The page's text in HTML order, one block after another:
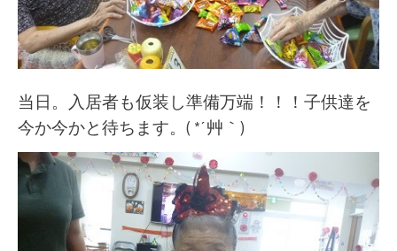
当日。入居者も仮装し準備万端！！！子供達を
今か今かと待ちます。( *´艸｀)